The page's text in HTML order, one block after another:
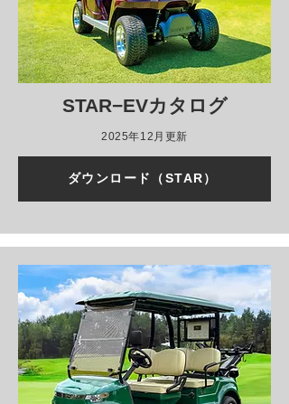
STAR−EVカタログ
2025年12月更新
ダウンロード（STAR）